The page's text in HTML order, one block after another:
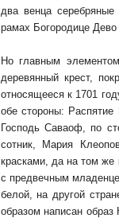
два венца
рамах Богородице Дево
Но главным
деревянный крест,
относящееся к 1701
обе стороны:
Господь Саваоф, по
сотник, Мария
красками, да на том же
с предвечным
белой, на другой
образом написан